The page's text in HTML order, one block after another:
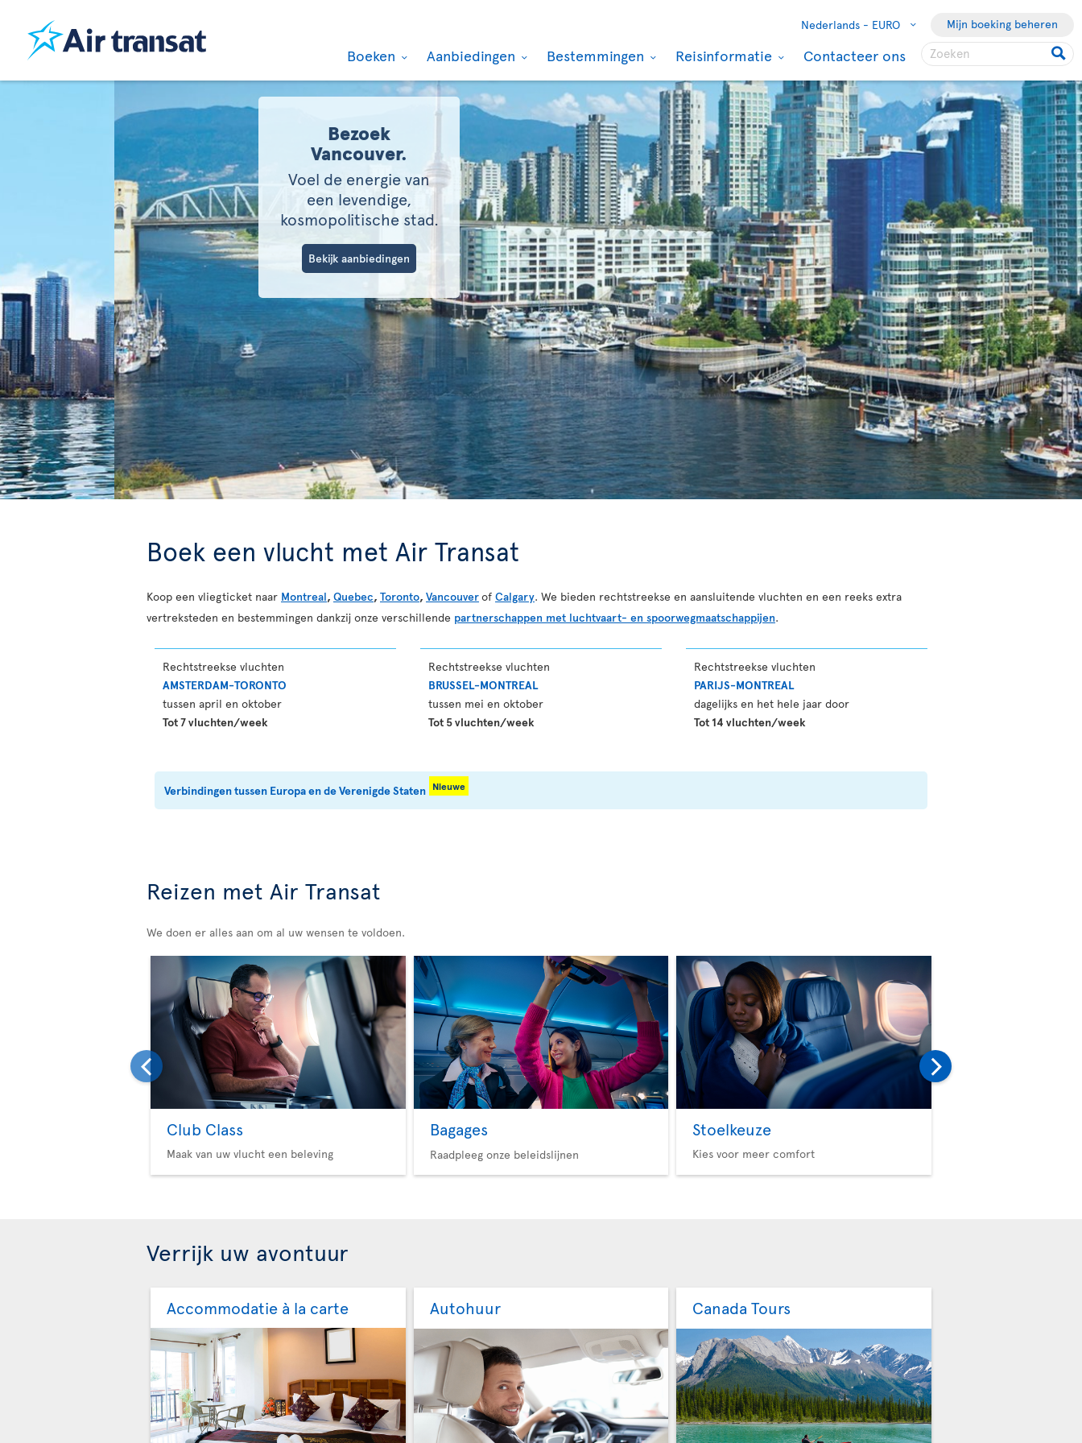
Nederlands - EURO Mijn boeking beheren
Boeken Aanbiedingen Bestemmingen Reisinformatie Contacteer ons
Bezoek
Vancouver.
Voel de energie van
een levendige,
kosmopolitische stad.
Bekijk aanbiedingen
Vancouver
Vanuit Amsterdam
Retourvlucht
€588
incl. toeslagen
18 sep 2026 tot27 sep
2026
Boeken
Boek een vlucht met Air Transat
Koop een vliegticket naar Montreal, Quebec, Toronto, Vancouverof Calgary. We bieden rechtstreekse en aansluitende vluchten en een reeks extra
vertreksteden en bestemmingen dankzij onze verschillende partnerschappen met luchtvaart- en spoorwegmaatschappijen.
Rechtstreekse vluchten
AMSTERDAM-TORONTO
tussen april en oktober
Tot 7 vluchten/week
Rechtstreekse vluchten
BRUSSEL-MONTREAL
tussen mei en oktober
Tot 5 vluchten/week
Rechtstreekse vluchten
PARIJS-MONTREAL
dagelijks en het hele jaar door
Tot 14 vluchten/week
Verbindingen tussen Europa en de Verenigde Staten Nieuwe
Reizen met Air Transat
We doen er alles aan om al uw wensen te voldoen.
Club Class
Maak van uw vlucht een beleving
Bagages
Raadpleeg onze beleidslijnen
Stoelkeuze
Kies voor meer comfort
Verrijk uw avontuur
Accommodatie à la carte Autohuur Canada Tours